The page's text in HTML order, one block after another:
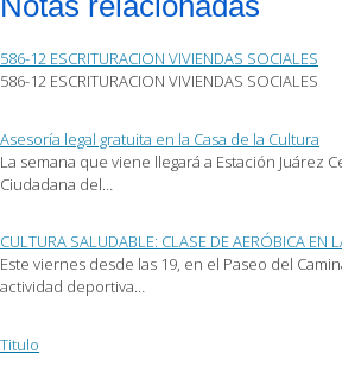
electrónico
amigo
(Se
abre
ventana
nueva)
(Se
una
ventana
nueva)
(Se
una
ventana
nueva)
586-12 ESCRITURACION VIVIENDAS SOCIALES
586-12 ESCRITURACION VIVIENDAS SOCIALES
Asesoría legal gratuita en la Casa de la Cultura
La semana que viene llegará a Estación Juárez
Ciudadana del…
CULTURA SALUDABLE: CLASE DE AERÓBICA EN
Este viernes desde las 19, en el Paseo del
actividad deportiva…
Titulo